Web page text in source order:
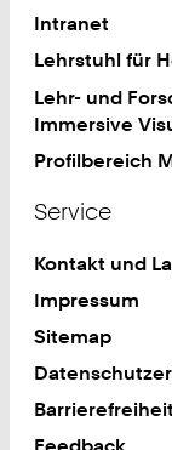
Intranet
Lehrstuhl für
Lehr- und
Immersive
Profilbereich
Service
Kontakt und
Impressum
Sitemap